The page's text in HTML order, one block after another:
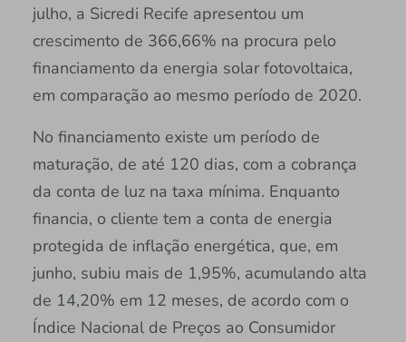
julho, a Sicredi Recife apresentou um
crescimento de 366,66% na procura pelo
financiamento da energia solar fotovoltaica,
em comparação ao mesmo período de 2020.
No financiamento existe um período de
maturação, de até 120 dias, com a cobrança
da conta de luz na taxa mínima. Enquanto
financia, o cliente tem a conta de energia
protegida de inflação energética, que, em
junho, subiu mais de 1,95%, acumulando alta
de 14,20% em 12 meses, de acordo com o
Índice Nacional de Preços ao Consumidor